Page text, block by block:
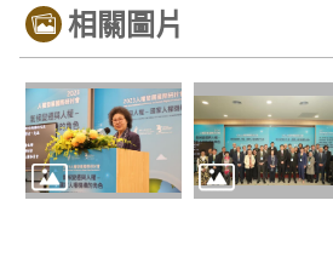
相關圖片